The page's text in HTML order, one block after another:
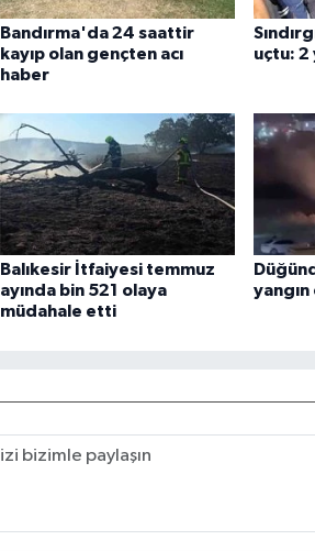
Bandırma'da 24 saattir
kayıp olan gençten acı
haber
uçtu: 2
Balıkesir İtfaiyesi temmuz
ayında bin 521 olaya
müdahale etti
yangın